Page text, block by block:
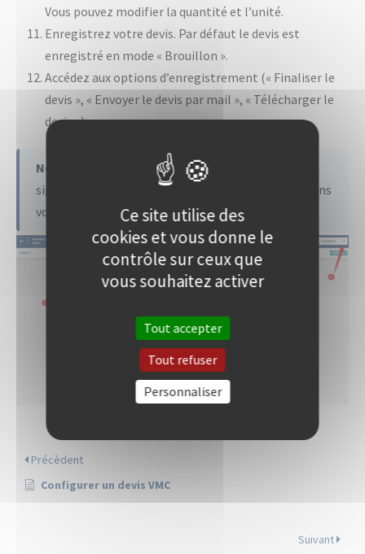
Vous pouvez modifier la quantité et l’unité.
Enregistrez votre devis. Par défaut le devis est
enregistré en mode « Brouillon ».
Accédez aux options d’enregistrement (« Finaliser le
devis », « Envoyer le devis par mail », « Télécharger le
devis »).
Note
: Si un bouton d’action est désactivé, cela
signifie qu’aucun élément de ce type est présent dans
votre bibliothèque.
Précèdent
Configurer un devis VMC
Suivant
Ce site utilise des
cookies et vous donne le
contrôle sur ceux que
vous souhaitez activer
Tout accepter
Tout refuser
Personnaliser